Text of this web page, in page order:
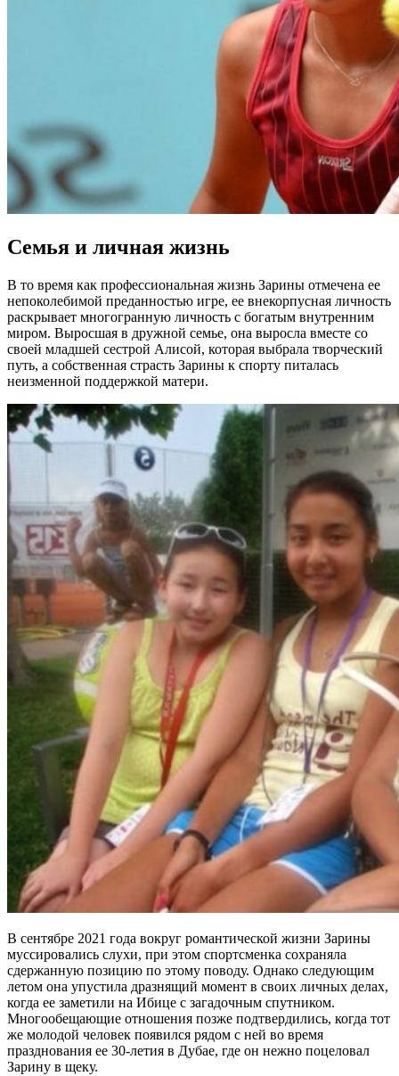
Семья и личная жизнь
В то время как профессиональная жизнь Зарины отмечена ее
непоколебимой преданностью игре, ее внекорпусная личность
раскрывает многогранную личность с богатым внутренним
миром. Выросшая в дружной семье, она выросла вместе со
своей младшей сестрой Алисой, которая выбрала творческий
путь, а собственная страсть Зарины к спорту питалась
неизменной поддержкой матери.
В сентябре 2021 года вокруг романтической жизни Зарины
муссировались слухи, при этом спортсменка сохраняла
сдержанную позицию по этому поводу. Однако следующим
летом она упустила дразнящий момент в своих личных делах,
когда ее заметили на Ибице с загадочным спутником.
Многообещающие отношения позже подтвердились, когда тот
же молодой человек появился рядом с ней во время
празднования ее 30-летия в Дубае, где он нежно поцеловал
Зарину в щеку.